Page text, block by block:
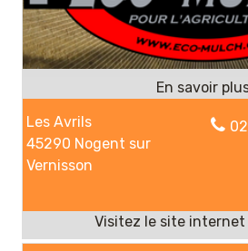
Les Avrils
45290 Nogent sur
Vernisson